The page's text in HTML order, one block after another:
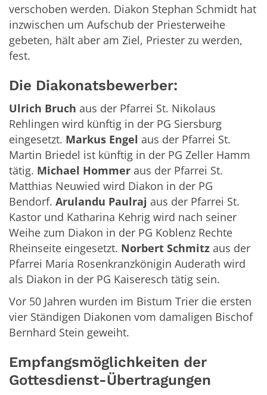
verschoben werden. Diakon Stephan Schmidt hat
inzwischen um Aufschub der Priesterweihe
gebeten, hält aber am Ziel, Priester zu werden,
fest.
Die Diakonatsbewerber:
Ulrich Bruch aus der Pfarrei St. Nikolaus
Rehlingen wird künftig in der PG Siersburg
eingesetzt. Markus Engel aus der Pfarrei St.
Martin Briedel ist künftig in der PG Zeller Hamm
tätig. Michael Hommer aus der Pfarrei St.
Matthias Neuwied wird Diakon in der PG
Bendorf. Arulandu Paulraj aus der Pfarrei St.
Kastor und Katharina Kehrig wird nach seiner
Weihe zum Diakon in der PG Koblenz Rechte
Rheinseite eingesetzt. Norbert Schmitz aus der
Pfarrei Maria Rosenkranzkönigin Auderath wird
als Diakon in der PG Kaiseresch tätig sein.
Vor 50 Jahren wurden im Bistum Trier die ersten
vier Ständigen Diakonen vom damaligen Bischof
Bernhard Stein geweiht.
Empfangsmöglichkeiten der
Gottesdienst-Übertragungen